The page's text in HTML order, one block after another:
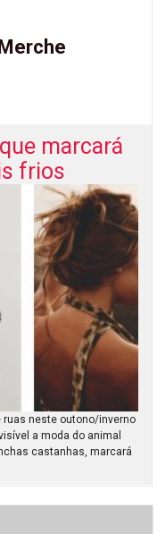
marcará
frios
ruas neste outono/inverno
a moda do animal
castanhas, marcará